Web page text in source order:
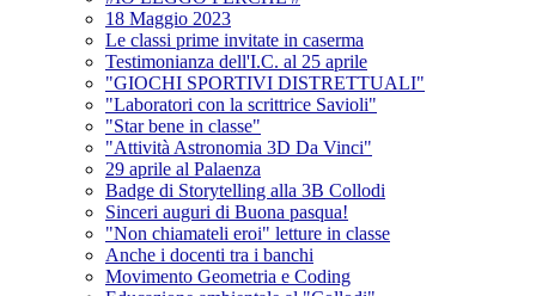
18 Maggio 2023
Le classi prime invitate in caserma
Testimonianza dell'I.C. al 25 aprile
"GIOCHI SPORTIVI DISTRETTUALI"
"Laboratori con la scrittrice Savioli"
"Star bene in classe"
"Attività Astronomia 3D Da Vinci"
29 aprile al Palaenza
Badge di Storytelling alla 3B Collodi
Sinceri auguri di Buona pasqua!
"Non chiamateli eroi" letture in classe
Anche i docenti tra i banchi
Movimento Geometria e Coding